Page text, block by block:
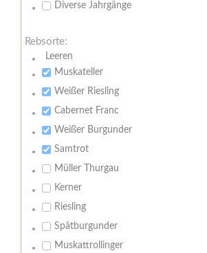
Diverse Jahrgänge
Rebsorte:
Leeren
Muskateller
Weißer Riesling
Cabernet Franc
Weißer Burgunder
Samtrot
Müller Thurgau
Kerner
Riesling
Spätburgunder
Muskattrollinger